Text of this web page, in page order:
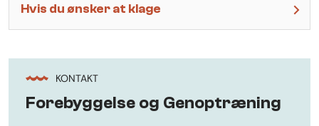
Hvis du ønsker at klage
KONTAKT
Forebyggelse og Genoptræning